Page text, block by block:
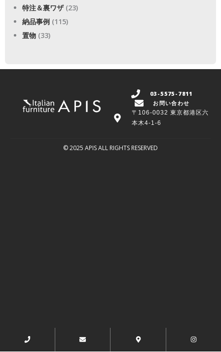
特注＆裏ワザ(23)
納品事例 (115)
置物 (33)
03-5575-7811
お問い合わせ
〒106-0032 東京都港区六
本木4-1-6
© 2025 APIS ALL RIGHTS RESERVED